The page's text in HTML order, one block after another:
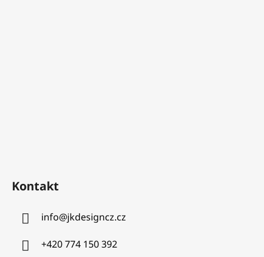
Kontakt
info@jkdesigncz.cz
+420 774 150 392